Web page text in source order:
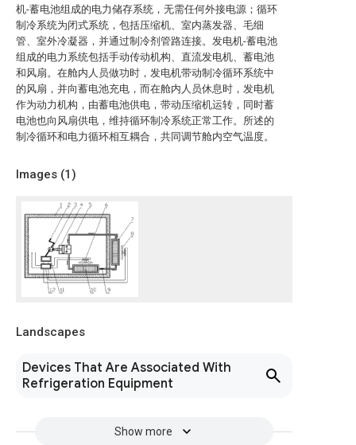
机-蓄电池组成的电力储存系统，无需任何外接电源；循环
制冷系统为闭式系统，包括压缩机、室内蒸发器、毛细
管、室外冷凝器，并通过制冷剂管路连接。发电机-蓄电池
组成的电力系统包括手动传动机构、直流发电机、蓄电池
和风扇。在舱内人员做功时，发电机带动制冷循环系统中
的风扇，并向蓄电池充电，而在舱内人员休息时，发电机
作为动力机构，由蓄电池供电，带动压缩机运转，同时蓄
电池也向风扇供电，维持循环制冷系统正常工作。所述的
制冷循环和电力循环相互耦合，共同调节舱内空气温度。
Images (1)
Landscapes
Devices That Are Associated With
Refrigeration Equipment
Show more